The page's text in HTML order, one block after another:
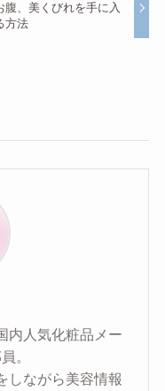
腹、美くびれを手に入
方法
内人気化粧品メー
。
しながら美容情報